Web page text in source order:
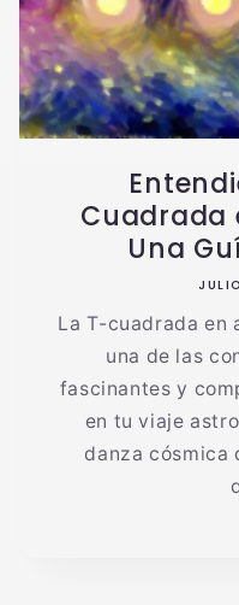
Cuadrada
Una
La T-cuadrada en
una de las
fascinantes y
en tu viaje
danza cósmica